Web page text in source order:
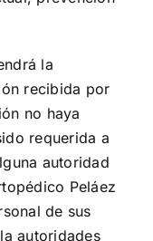
la
recibida por
no haya
requerida a
autoridad
Peláez
de sus
autoridades